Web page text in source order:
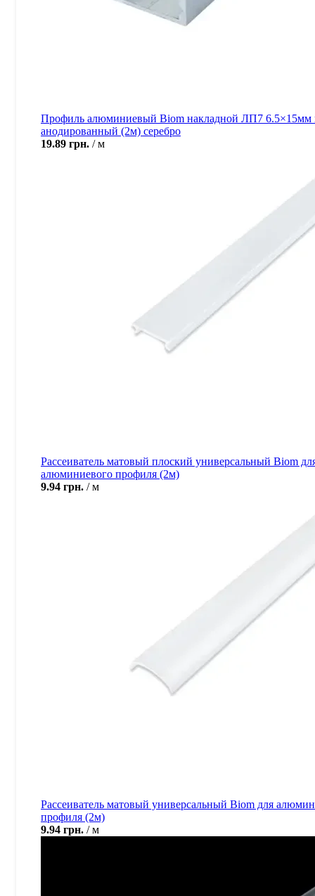
Профиль алюминиевый Biom накладной ЛП7 6.5×15мм
анодированный (2м) серебро
19.89 грн. м
Рассеиватель матовый плоский универсальный Biom
алюминиевого профиля (2м)
9.94 грн. м
Рассеиватель матовый универсальный Biom для
профиля (2м)
9.94 грн. м